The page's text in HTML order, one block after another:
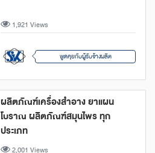
1,921 Views
พูดคุยกับผู้รับจ้างผลิต
ผลิตภัณฑ์เครื่องสำอาง ยาแผน
โบราณ ผลิตภัณฑ์สมุนไพร ทุก
ประเภท
2,001 Views